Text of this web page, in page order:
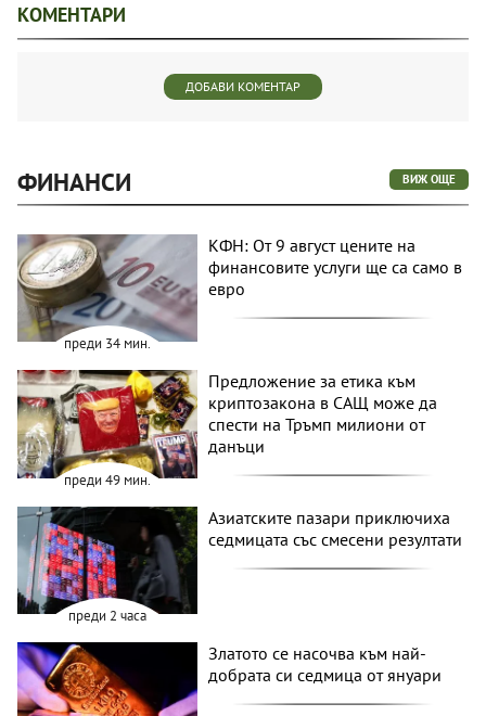
КОМЕНТАРИ
ДОБАВИ КОМЕНТАР
ФИНАНСИ ВИЖ ОЩЕ
преди 34 мин.
КФН: От 9 август цените на
финансовите услуги ще са само в
евро
преди 49 мин.
Предложение за етика към
криптозакона в САЩ може да
спести на Тръмп милиони от
данъци
преди 2 часа
Азиатските пазари приключиха
седмицата със смесени резултати
Златото се насочва към най-
добрата си седмица от януари